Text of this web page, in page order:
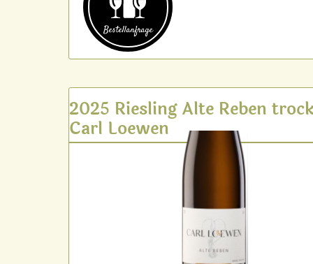
Bestell­anfrage
2025 Riesling Alte Reben
Carl Loewen